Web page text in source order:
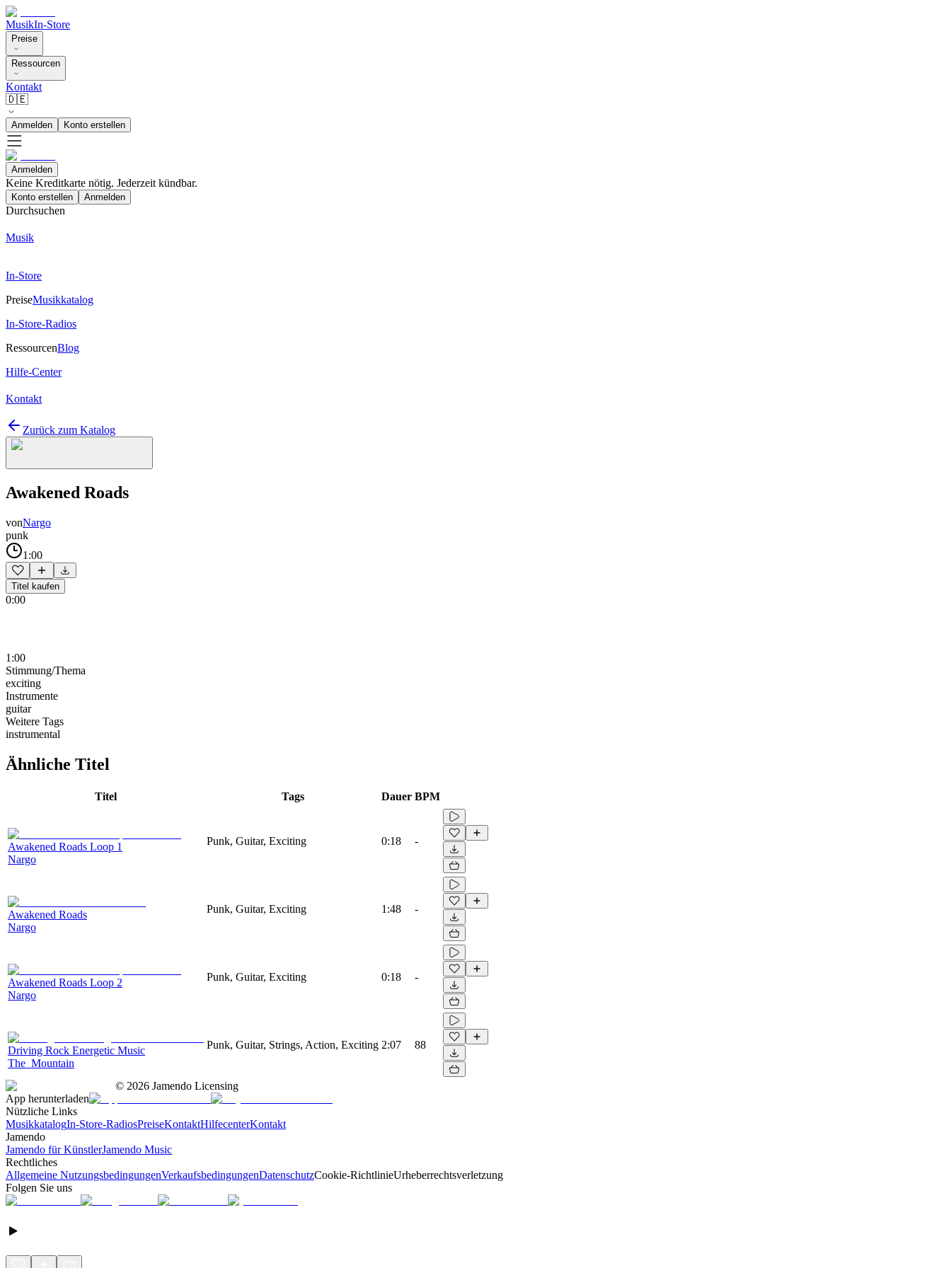
MusikIn-Store
Preise
Ressourcen
Kontakt
🇩🇪
Anmelden Konto erstellen
Anmelden
Keine Kreditkarte nötig. Jederzeit kündbar.
Konto erstellen Anmelden
Durchsuchen
Musik
In-Store
PreiseMusikkatalog
In-Store-Radios
RessourcenBlog
Hilfe-Center
Kontakt
Zurück zum Katalog
Awakened Roads
vonNargo
punk
1:00
Titel kaufen
0:00
1:00
Stimmung/Thema
exciting
Instrumente
guitar
Weitere Tags
instrumental
Ähnliche Titel
Titel Tags Dauer BPM
Awakened Roads Loop 1
Nargo
Punk, Guitar, Exciting 0:18 -
Awakened Roads
Nargo
Punk, Guitar, Exciting 1:48 -
Awakened Roads Loop 2
Nargo
Punk, Guitar, Exciting 0:18 -
Driving Rock Energetic Music
The_Mountain
Punk, Guitar, Strings, Action, Exciting 2:07 88
© 2026 Jamendo Licensing
App herunterladen
Nützliche Links
MusikkatalogIn-Store-RadiosPreiseKontaktHilfecenterKontakt
Jamendo
Jamendo für KünstlerJamendo Music
Rechtliches
Allgemeine NutzungsbedingungenVerkaufsbedingungenDatenschutzCookie-RichtlinieUrheberrechtsverletzung
Folgen Sie uns